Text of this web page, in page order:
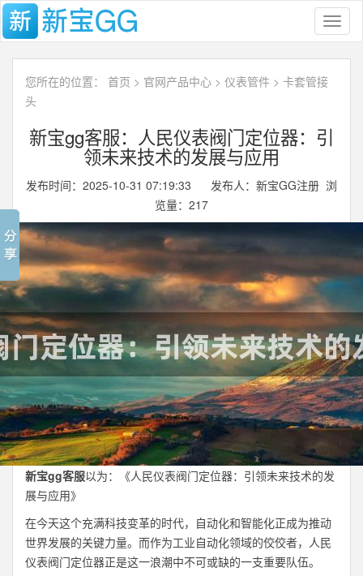
您所在的位置： 首页 > 官网产品中心 > 仪表管件 > 卡套管接
头
新宝gg客服：人民仪表阀门定位器：引
领未来技术的发展与应用
发布时间：2025-10-31 07:19:33 发布人：新宝GG注册 浏
览量： 217
新宝gg客服以为：《人民仪表阀门定位器：引领未来技术的发
展与应用》
在今天这个充满科技变革的时代，自动化和智能化正成为推动
世界发展的关键力量。而作为工业自动化领域的佼佼者，人民
仪表阀门定位器正是这一浪潮中不可或缺的一支重要队伍。